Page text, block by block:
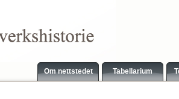
Om nettstedet Tabellarium